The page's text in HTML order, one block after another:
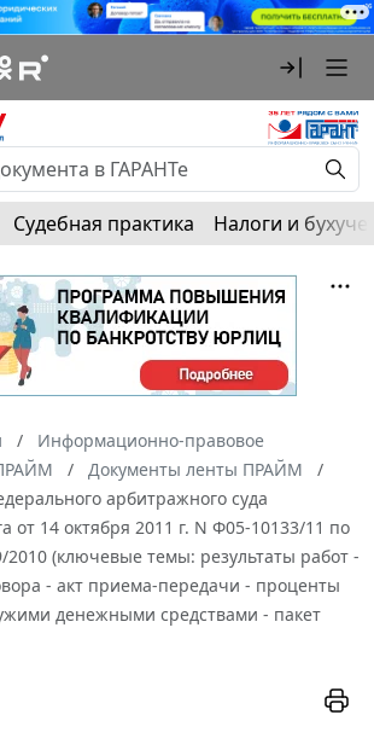
Судебная практика Налоги и
Информационно-правовое
Документы ленты ПРАЙМ
арбитражного суда
от 14 октября 2011 г. N Ф05-10133/11 по
2010 (ключевые темы: результаты работ -
- акт приема-передачи - проценты
денежными средствами - пакет